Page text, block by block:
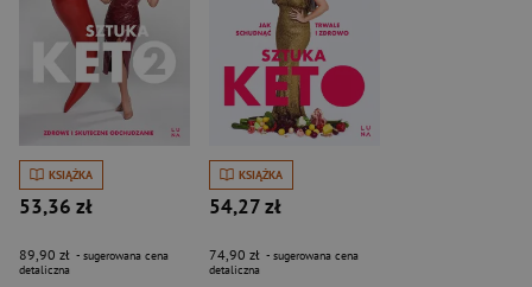
KSIĄŻKA
53,36 zł
89,90 zł - sugerowana cena
detaliczna
KSIĄŻKA
54,27 zł
74,90 zł - sugerowana cena
detaliczna